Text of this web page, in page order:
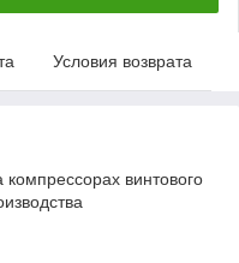
Условия возврата
винтового